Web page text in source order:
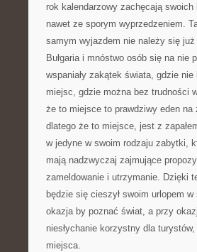
rok kalendarzowy zachęcają
nawet ze sporym wyprzedzeniem.
samym wyjazdem nie należy się
Bułgaria i mnóstwo osób się na nie
wspaniały zakątek świata, gdzie
miejsc, gdzie można bez trudności
że to miejsce to prawdziwy eden
dlatego że to miejsce, jest z
w jedyne w swoim rodzaju zabytki,
mają nadzwyczaj zajmujące
zameldowanie i utrzymanie. Dzięki
będzie się cieszył swoim urlopem
okazja by poznać świat, a przy
niesłychanie korzystny dla
miejsca.